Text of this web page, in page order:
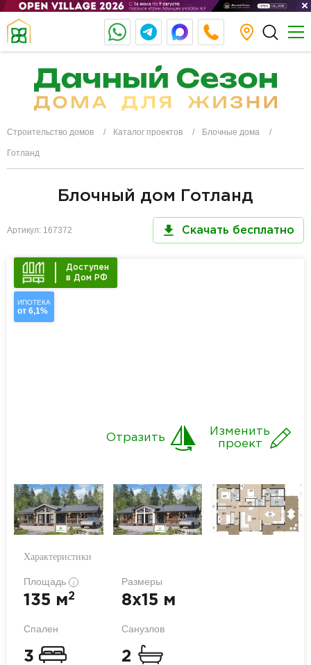
Строительство домов Каталог проектов Блочные дома
Готланд
Блочный дом Готланд
Артикул: 167372 Скачать бесплатно
Доступен
в Дом РФ
ИПОТЕКА
от 6,1%
Изменить
проект
Отразить
Характеристики
Площадь i
135 м2
Размеры
8x15 м
Спален
3
Санузлов
2